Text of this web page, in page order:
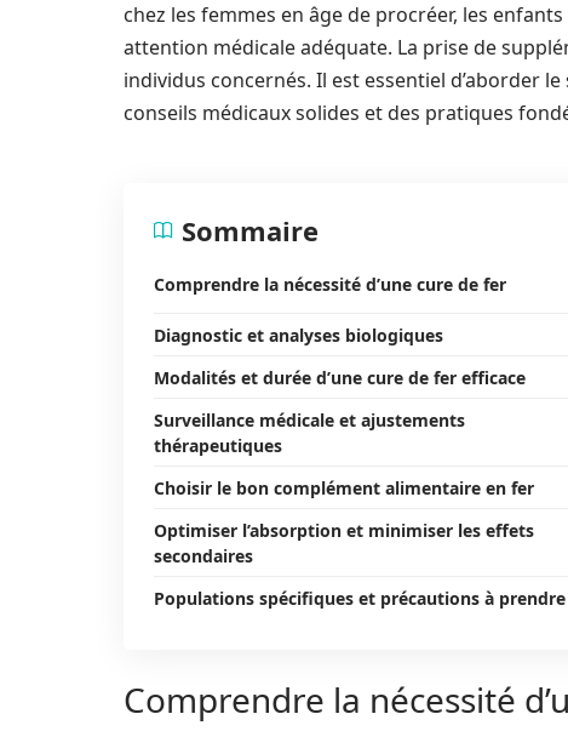
chez les femmes en âge de procréer, les
attention médicale adéquate. La prise de
individus concernés. Il est essentiel d’aborder
conseils médicaux solides et des pratiques
Sommaire
Comprendre la nécessité d’une cure de fer
Diagnostic et analyses biologiques
Modalités et durée d’une cure de fer efficace
Surveillance médicale et ajustements
thérapeutiques
Choisir le bon complément alimentaire en fer
Optimiser l’absorption et minimiser les effets
secondaires
Populations spécifiques et précautions à prendre
Comprendre la nécessité